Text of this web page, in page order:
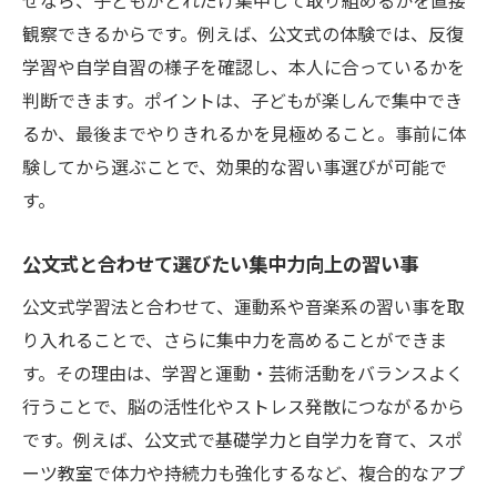
観察できるからです。例えば、公文式の体験では、反復
学習や自学自習の様子を確認し、本人に合っているかを
判断できます。ポイントは、子どもが楽しんで集中でき
るか、最後までやりきれるかを見極めること。事前に体
験してから選ぶことで、効果的な習い事選びが可能で
す。
公文式と合わせて選びたい集中力向上の習い事
公文式学習法と合わせて、運動系や音楽系の習い事を取
り入れることで、さらに集中力を高めることができま
す。その理由は、学習と運動・芸術活動をバランスよく
行うことで、脳の活性化やストレス発散につながるから
です。例えば、公文式で基礎学力と自学力を育て、スポ
ーツ教室で体力や持続力も強化するなど、複合的なアプ